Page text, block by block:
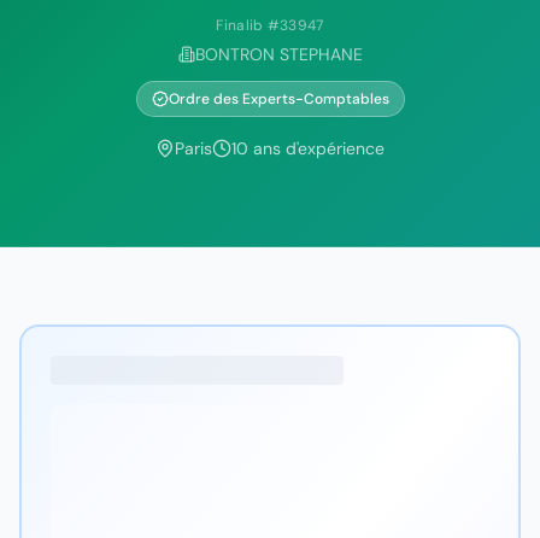
Finalib #33947
BONTRON STEPHANE
Ordre des Experts-Comptables
Paris 10 ans d'expérience